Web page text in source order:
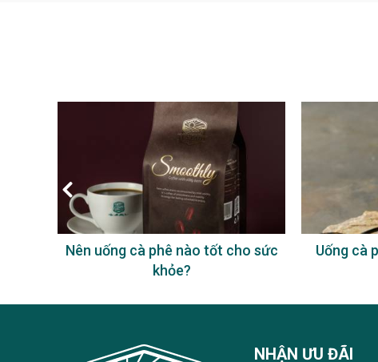
Nên uống cà phê nào tốt cho sức
khỏe?
Uống cà
NHẬN ƯU ĐÃI